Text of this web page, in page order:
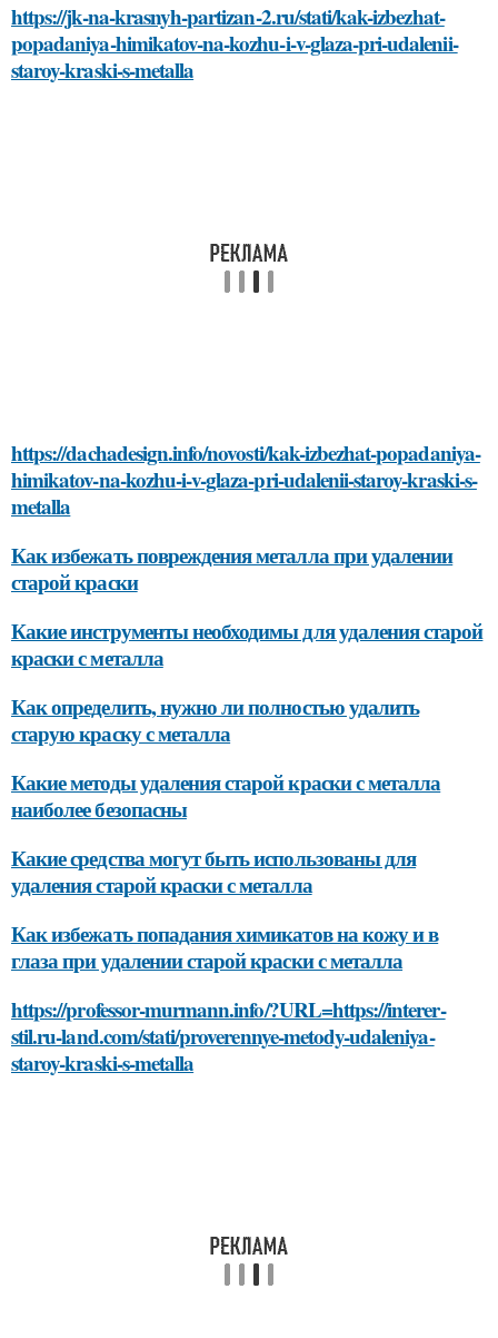
https://jk-na-krasnyh-partizan-2.ru/stati/kak-izbezhat-
popadaniya-himikatov-na-kozhu-i-v-glaza-pri-udalenii-
staroy-kraski-s-metalla
https://dachadesign.info/novosti/kak-izbezhat-popadaniya-
himikatov-na-kozhu-i-v-glaza-pri-udalenii-staroy-kraski-s-
metalla
Как избежать повреждения металла при удалении
старой краски
Какие инструменты необходимы для удаления старой
краски с металла
Как определить, нужно ли полностью удалить
старую краску с металла
Какие методы удаления старой краски с металла
наиболее безопасны
Какие средства могут быть использованы для
удаления старой краски с металла
Как избежать попадания химикатов на кожу и в
глаза при удалении старой краски с металла
https://professor-murmann.info/?URL=https://interer-
stil.ru-land.com/stati/proverennye-metody-udaleniya-
staroy-kraski-s-metalla